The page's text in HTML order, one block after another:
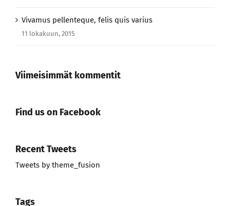
Vivamus pellenteque, felis quis varius
11 lokakuun, 2015
Viimeisimmät kommentit
Find us on Facebook
Recent Tweets
Tweets by theme_fusion
Tags